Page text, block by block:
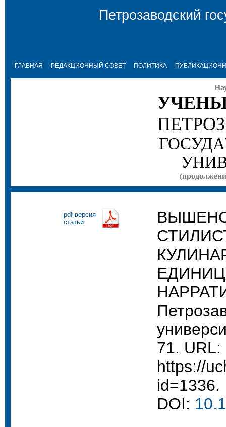
Петрозаводский
ГЛАВНАЯ РЕДАКЦИОННЫЙ СОВЕТ ПОЛИТИКА
pdf-версия
статьи
71. URL:
https://
id=1336.
DOI: